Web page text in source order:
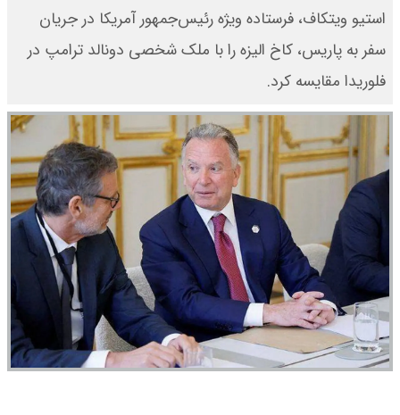
استیو ویتکاف، فرستاده ویژه رئیس‌جمهور آمریکا در جریان
سفر به پاریس، کاخ الیزه را با ملک شخصی دونالد ترامپ در
فلوریدا مقایسه کرد.